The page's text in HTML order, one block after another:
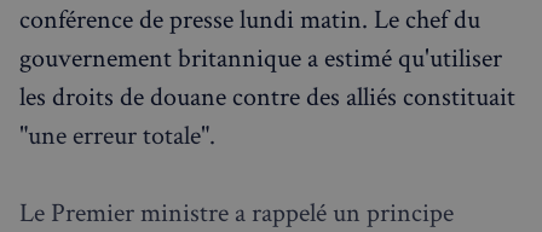
conférence de presse lundi matin. Le chef du
gouvernement britannique a estimé qu'utiliser
les droits de douane contre des alliés constituait
"une erreur totale".
Le Premier ministre a rappelé un principe